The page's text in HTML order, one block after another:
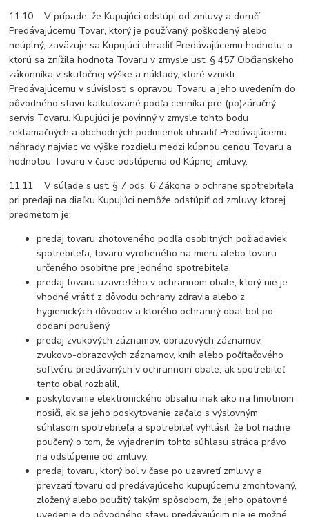
11.10 V prípade, že Kupujúci odstúpi od zmluvy a doručí
Predávajúcemu Tovar, ktorý je používaný, poškodený alebo
neúplný, zaväzuje sa Kupujúci uhradiť Predávajúcemu hodnotu, o
ktorú sa znížila hodnota Tovaru v zmysle ust. § 457 Občianskeho
zákonníka v skutočnej výške a náklady, ktoré vznikli
Predávajúcemu v súvislosti s opravou Tovaru a jeho uvedením do
pôvodného stavu kalkulované podľa cenníka pre (po)záručný
servis Tovaru. Kupujúci je povinný v zmysle tohto bodu
reklamačných a obchodných podmienok uhradiť Predávajúcemu
náhrady najviac vo výške rozdielu medzi kúpnou cenou Tovaru a
hodnotou Tovaru v čase odstúpenia od Kúpnej zmluvy.
11.11 V súlade s ust. § 7 ods. 6 Zákona o ochrane spotrebiteľa
pri predaji na diaľku Kupujúci nemôže odstúpiť od zmluvy, ktorej
predmetom je:
predaj tovaru zhotoveného podľa osobitných požiadaviek
spotrebiteľa, tovaru vyrobeného na mieru alebo tovaru
určeného osobitne pre jedného spotrebiteľa,
predaj tovaru uzavretého v ochrannom obale, ktorý nie je
vhodné vrátiť z dôvodu ochrany zdravia alebo z
hygienických dôvodov a ktorého ochranný obal bol po
dodaní porušený,
predaj zvukových záznamov, obrazových záznamov,
zvukovo-obrazových záznamov, kníh alebo počítačového
softvéru predávaných v ochrannom obale, ak spotrebiteľ
tento obal rozbalil,
poskytovanie elektronického obsahu inak ako na hmotnom
nosiči, ak sa jeho poskytovanie začalo s výslovným
súhlasom spotrebiteľa a spotrebiteľ vyhlásil, že bol riadne
poučený o tom, že vyjadrením tohto súhlasu stráca právo
na odstúpenie od zmluvy.
predaj tovaru, ktorý bol v čase po uzavretí zmluvy a
prevzatí tovaru od predávajúceho kupujúcemu zmontovaný,
zložený alebo použitý takým spôsobom, že jeho opätovné